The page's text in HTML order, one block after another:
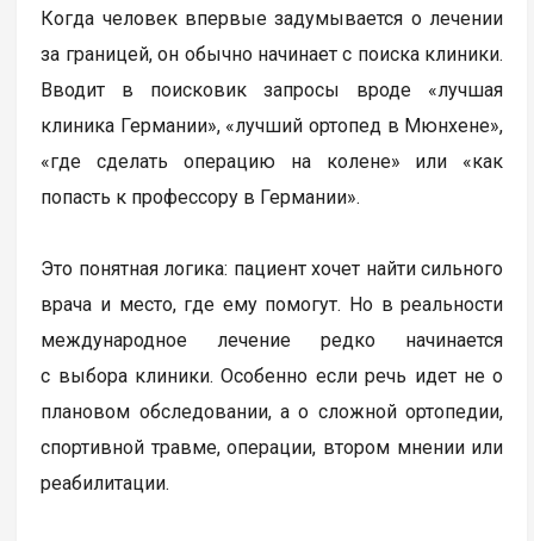
Когда человек впервые задумывается о лечении
за границей, он обычно начинает с поиска клиники.
Вводит в поисковик запросы вроде «лучшая
клиника Германии», «лучший ортопед в Мюнхене»,
«где сделать операцию на колене» или «как
попасть к профессору в Германии».
Это понятная логика: пациент хочет найти сильного
врача и место, где ему помогут. Но в реальности
международное лечение редко начинается
с выбора клиники. Особенно если речь идет не о
плановом обследовании, а о сложной ортопедии,
спортивной травме, операции, втором мнении или
реабилитации.